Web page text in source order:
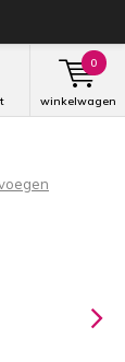
winkelwagen
0